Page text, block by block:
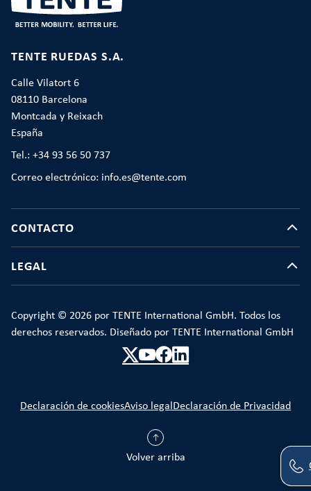
TENTE RUEDAS S.A.
Calle Vilatort 6
08110 Barcelona
Montcada y Reixach
España
Tel.: +34 93 56 50 737
Correo electrónico: info.es@tente.com
CONTACTO
LEGAL
Copyright © 2026 por TENTE International GmbH. Todos los
derechos reservados. Diseñado por TENTE International GmbH
Volver arriba
Declaración de cookiesAviso legalDeclaración de Privacidad